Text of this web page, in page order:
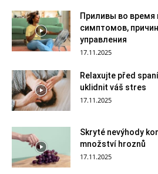
Приливы во время
симптомов,
управления
17.11.2025
Relaxujte před
uklidnit váš stres
17.11.2025
Skryté nevýhody
množství hroznů
17.11.2025